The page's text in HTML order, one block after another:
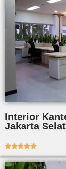
Interior
Jakarta
